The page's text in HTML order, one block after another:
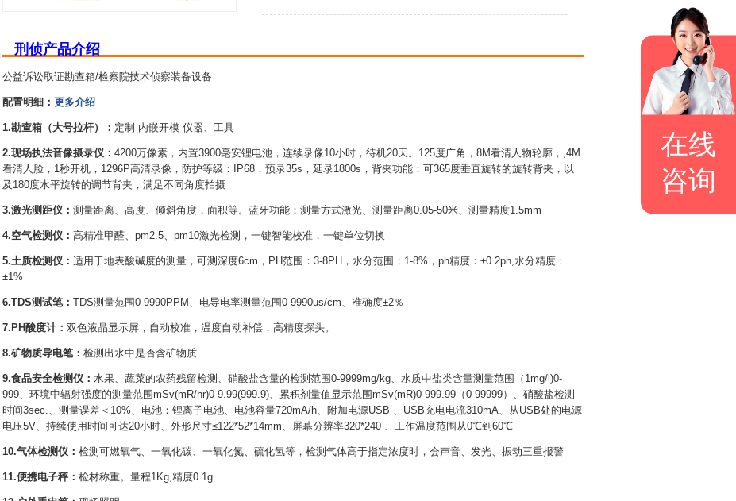
刑侦产品介绍
公益诉讼取证勘查箱/检察院技术侦察装备设备
配置明细： 更多介绍
1.勘查箱（大号拉杆）： 定制 内嵌开模 仪器、工具
2.现场执法音像摄录仪： 4200万像素，内置3900毫安锂电池，连续录像10小时，待机20天。125度广角，8M看清人物轮廓，,4M
看清人脸，1秒开机，1296P高清录像，防护等级：IP68，预录35s，延录1800s，背夹功能：可365度垂直旋转的旋转背夹，以
及180度水平旋转的调节背夹，满足不同角度拍摄
3.激光测距仪： 测量距离、高度、倾斜角度，面积等。蓝牙功能：测量方式激光、测量距离0.05-50米、测量精度1.5mm
4.空气检测仪： 高精准甲醛、pm2.5、pm10激光检测，一键智能校准，一键单位切换
5.土质检测仪： 适用于地表酸碱度的测量，可测深度6cm，PH范围：3-8PH，水分范围：1-8%，ph精度：±0.2ph,水分精度：
±1%
6.TDS测试笔： TDS测量范围0-9990PPM、电导电率测量范围0-9990us/cm、准确度±2％
7.PH酸度计： 双色液晶显示屏，自动校准，温度自动补偿，高精度探头。
8.矿物质导电笔： 检测出水中是否含矿物质
9.食品安全检测仪： 水果、蔬菜的农药残留检测、硝酸盐含量的检测范围0-9999mg/kg、水质中盐类含量测量范围（1mg/l)0-
999、环境中辐射强度的测量范围mSv(mR/hr)0-9.99(999.9)、累积剂量值显示范围mSv(mR)0-999.99（0-99999）、硝酸盐检测
时间3sec.、测量误差＜10%、电池：锂离子电池、电池容量720mA/h、附加电源USB 、USB充电电流310mA、从USB处的电源
电压5V、持续使用时间可达20小时、外形尺寸≤122*52*14mm、屏幕分辨率320*240 、工作温度范围从0℃到60℃
10.气体检测仪： 检测可燃氧气、一氧化碳、一氧化氮、硫化氢等，检测气体高于指定浓度时，会声音、发光、振动三重报警
11.便携电子秤： 检材称重。量程1Kg,精度0.1g
在线
咨询